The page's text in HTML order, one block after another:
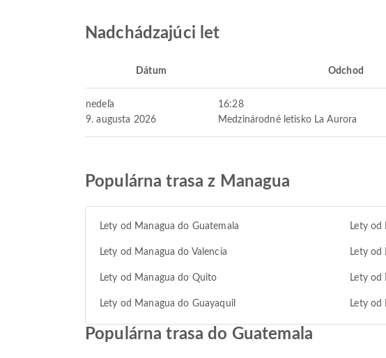
Nadchádzajúci let
Dátum Odchod
nedeľa
9. augusta 2026
16:28
Medzinárodné letisko La Aurora
Populárna trasa z Managua
Lety od Managua do Guatemala Lety od
Lety od Managua do Valencia Lety od
Lety od Managua do Quito Lety od
Lety od Managua do Guayaquil Lety od
Populárna trasa do Guatemala